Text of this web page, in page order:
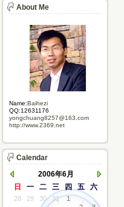
About Me
Name:Baihezi
QQ:12631176
yongchuang8257@163.com
http://www.2369.net
Calendar
2006年6月
日
一 二 三 四 五 六
28 29 30 31
1